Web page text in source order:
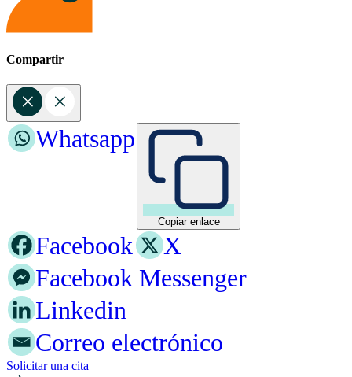
Compartir
Copiar enlace
Whatsapp
Facebook
X
Facebook Messenger
Linkedin
Correo electrónico
Solicitar una cita